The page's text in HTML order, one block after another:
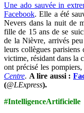
Une ado sauvée in
Facebook. Elle a été
Nevers dans la nuit de
fille de 15 ans de se
de la Nièvre, arrivés
leurs collègues parisiens
victime, résidant dans la
ont précisé les
Centre. A lire aussi :
(@LExpress).
#IntelligenceArtificielle